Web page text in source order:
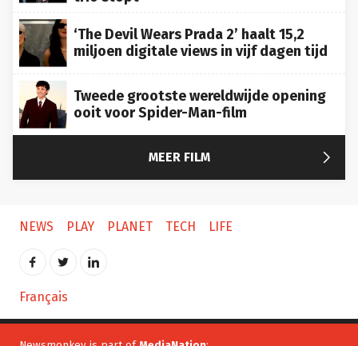
‘The Devil Wears Prada 2’ haalt 15,2
miljoen digitale views in vijf dagen tijd
Tweede grootste wereldwijde opening
ooit voor Spider-Man-film
MEER FILM 
NEWS PLAY PLANET TECH LIFE
Français
Newsmonkey is part of MediaNation